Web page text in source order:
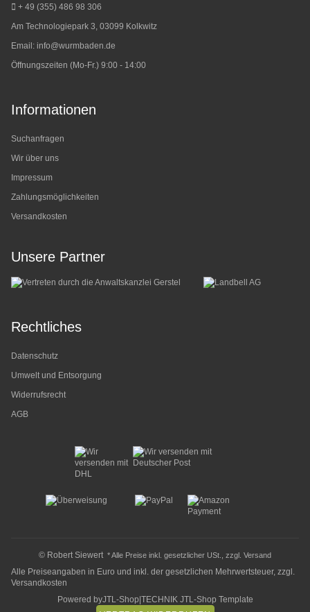
+ 49 (355) 486 98 306
Am Technologiepark 3, 03099 Kolkwitz
Email: info@wurmbaden.de
Öffnungszeiten (Mo-Fr.) 9:00 - 14:00
Informationen
Suchanfragen
Wir über uns
Impressum
Zahlungsmöglichkeiten
Versandkosten
Unsere Partner
Rechtliches
Datenschutz
Umwelt und Entsorgung
Widerrufsrecht
AGB
© Robert Siewert * Alle Preise inkl. gesetzlicher USt., zzgl. Versand
Alle Preiseangaben in Euro und inkl. der gesetzlichen Mehrwertsteuer, zzgl.
Versandkosten
Powered byJTL-Shop TECHNIK JTL-Shop Template